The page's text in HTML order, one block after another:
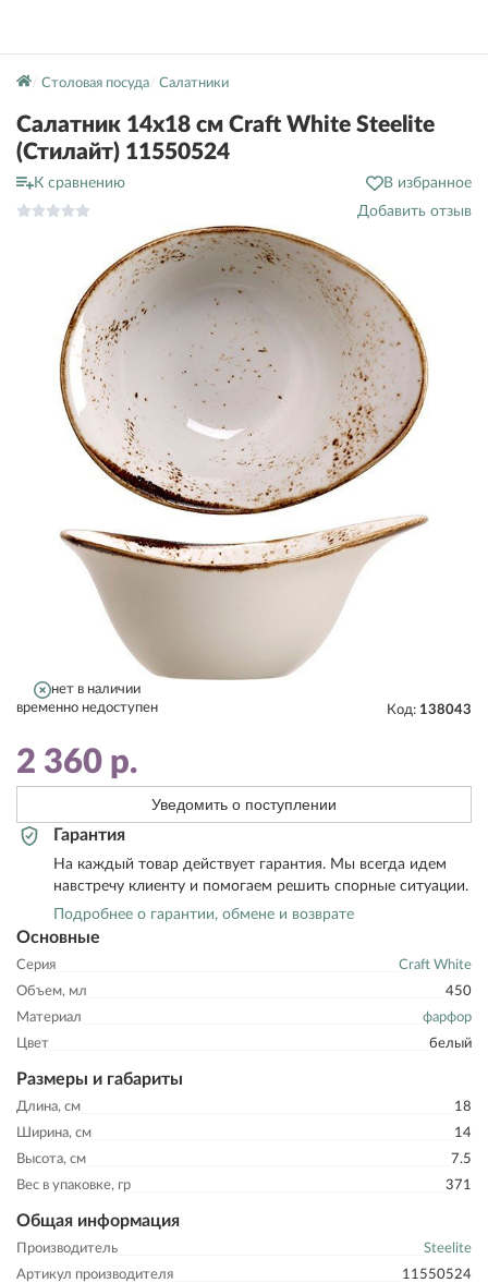
Столовая посуда Салатники
Салатник 14х18 см Craft White Steelite
(Стилайт) 11550524
К сравнению
В избранное
Добавить отзыв
Основные
Серия
Craft White
Объем, мл
450
Материал
фарфор
Цвет
белый
Размеры и габариты
Длина, см
18
Ширина, см
14
Высота, см
7.5
Вес в упаковке, гр
371
Общая информация
Производитель
Steelite
Артикул производителя
11550524
нет в наличии
временно недоступен
Код: 138043
2 360 р.
Уведомить о поступлении
Гарантия
На каждый товар действует гарантия. Мы всегда идем
навстречу клиенту и помогаем решить спорные ситуации.
Подробнее о гарантии, обмене и возврате